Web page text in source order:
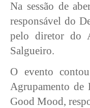
Na sessão de
responsável do
pelo diretor do
Salgueiro.
O evento
Agrupamento de
Good Mood,